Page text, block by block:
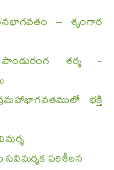
– శృంగార
శర్మ -
భక్తి
సవిమర్శక పరిశీలన